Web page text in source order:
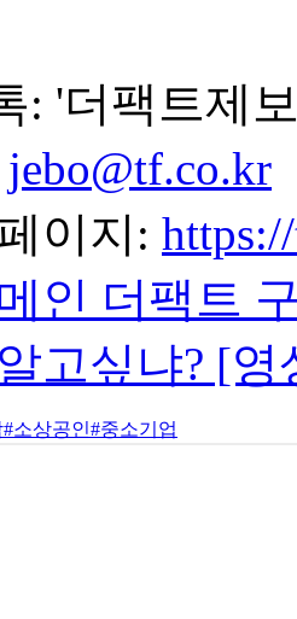
: '더팩트제
jebo@tf.co.kr
이지:
인 더팩트
고싶냐? [
#소상공인#중소기업